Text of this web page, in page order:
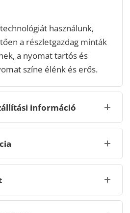
használunk,
a részletgazdag minták
a nyomat tartós és
színe élénk és erős.
információ